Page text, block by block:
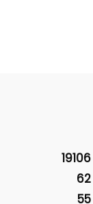
19106
62
55